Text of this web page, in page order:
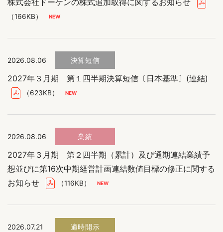
株式会社ドーケンの株式追加取得に関するお知らせ
（166KB）
2026.08.06 決算短信
2027年３月期 第１四半期決算短信〔日本基準〕(連結)
（623KB）
2026.08.06 業績
2027年３月期 第２四半期（累計）及び通期連結業績予
想並びに第16次中期経営計画連結数値目標の修正に関する
お知らせ
（116KB）
2026.07.21 適時開示